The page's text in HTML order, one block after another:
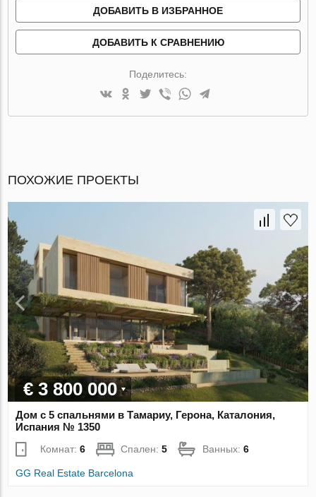
ДОБАВИТЬ В ИЗБРАННОЕ
ДОБАВИТЬ К СРАВНЕНИЮ
Поделитесь:
ПОХОЖИЕ ПРОЕКТЫ
€ 3 800 000
Дом с 5 спальнями в Тамариу, Герона, Каталония,
Испания № 1350
Комнат:6 Спален:5 Ванных:6
GG Real Estate Barcelona